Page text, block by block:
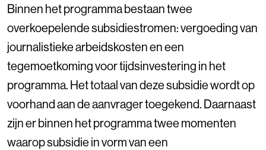
Binnen het programma bestaan twee
overkoepelende subsidiestromen: vergoeding van
journalistieke arbeidskosten en een
tegemoetkoming voor tijdsinvestering in het
programma. Het totaal van deze subsidie wordt op
voorhand aan de aanvrager toegekend. Daarnaast
zijn er binnen het programma twee momenten
waarop subsidie in vorm van een